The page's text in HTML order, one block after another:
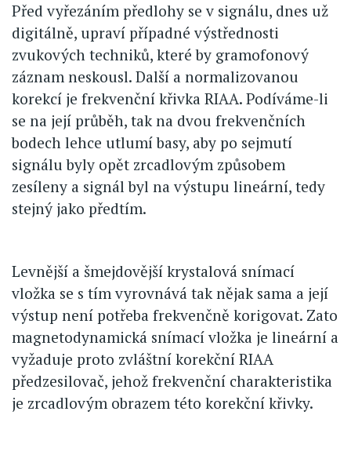
Před vyřezáním předlohy se v signálu, dnes už
digitálně, upraví případné výstřednosti
zvukových techniků, které by gramofonový
záznam neskousl. Další a normalizovanou
korekcí je frekvenční křivka RIAA. Podíváme-li
se na její průběh, tak na dvou frekvenčních
bodech lehce utlumí basy, aby po sejmutí
signálu byly opět zrcadlovým způsobem
zesíleny a signál byl na výstupu lineární, tedy
stejný jako předtím.
Levnější a šmejdovější krystalová snímací
vložka se s tím vyrovnává tak nějak sama a její
výstup není potřeba frekvenčně korigovat. Zato
magnetodynamická snímací vložka je lineární a
vyžaduje proto zvláštní korekční RIAA
předzesilovač, jehož frekvenční charakteristika
je zrcadlovým obrazem této korekční křivky.